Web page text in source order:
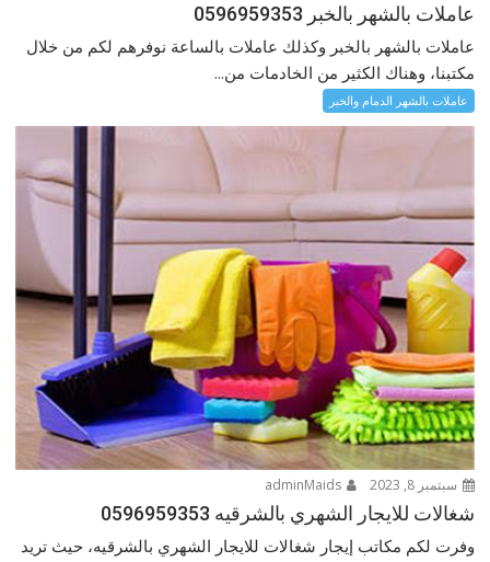
عاملات بالشهر بالخبر 0596959353
عاملات بالشهر بالخبر وكذلك عاملات بالساعة نوفرهم لكم من خلال
مكتبنا، وهناك الكثير من الخادمات من...
عاملات بالشهر الدمام والخبر
سبتمبر 8, 2023 adminMaids
شغالات للايجار الشهري بالشرقيه 0596959353
وفرت لكم مكاتب إيجار شغالات للايجار الشهري بالشرقيه، حيث تريد